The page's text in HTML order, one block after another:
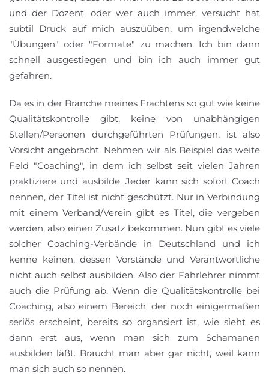
und der Dozent, oder wer auch immer, versucht hat
subtil Druck auf mich auszuüben, um irgendwelche
"Übungen" oder "Formate" zu machen. Ich bin dann
schnell ausgestiegen und bin ich auch immer gut
gefahren.
Da es in der Branche meines Erachtens so gut wie keine
Qualitätskontrolle gibt, keine von unabhängigen
Stellen/Personen durchgeführten Prüfungen, ist also
Vorsicht angebracht. Nehmen wir als Beispiel das weite
Feld "Coaching", in dem ich selbst seit vielen Jahren
praktiziere und ausbilde. Jeder kann sich sofort Coach
nennen, der Titel ist nicht geschützt. Nur in Verbindung
mit einem Verband/Verein gibt es Titel, die vergeben
werden, also einen Zusatz bekommen. Nun gibt es viele
solcher Coaching-Verbände in Deutschland und ich
kenne keinen, dessen Vorstände und Verantwortliche
nicht auch selbst ausbilden. Also der Fahrlehrer nimmt
auch die Prüfung ab. Wenn die Qualitätskontrolle bei
Coaching, also einem Bereich, der noch einigermaßen
seriös erscheint, bereits so organsiert ist, wie sieht es
dann erst aus, wenn man sich zum Schamanen
ausbilden läßt. Braucht man aber gar nicht, weil kann
man sich auch so nennen.